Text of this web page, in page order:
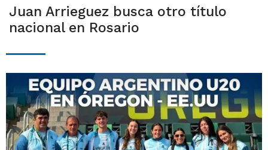
Juan Arrieguez busca otro título
nacional en Rosario